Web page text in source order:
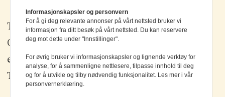
Tlf: +47 67 80 42 80
Olav Brunborgs vei 6, 1396 Billingstad
epost: elektronikk@elektronikkforlaget.no
Tips oss:tips@elektronikkforlaget.no
Informasjonskapsler og personvern
For å gi deg relevante annonser på vårt nettsted bruker vi
informasjon fra ditt besøk på vårt nettsted. Du kan reservere
deg mot dette under "Innstillinger".
For øvrig bruker vi informasjonskapsler og lignende verktøy for
analyse, for å sammenligne nettlesere, tilpasse innhold til deg
og for å utvikle og tilby nødvendig funksjonalitet. Les mer i vår
personvernerklæring.